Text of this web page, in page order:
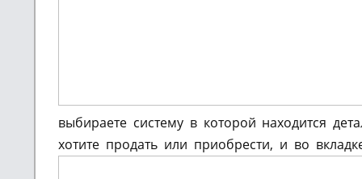
выбираете систему в которой находится
хотите продать или приобрести, и во